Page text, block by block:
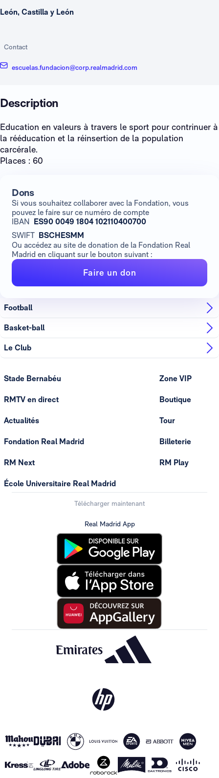
León, Castilla y León
Contact
escuelas.fundacion@corp.realmadrid.com
Description
Education en valeurs à travers le sport pour contrinuer à
la rééducation et la réinsertion de la population
carcérale.
Places : 60
Dons
Si vous souhaitez collaborer avec la Fondation, vous
pouvez le faire sur ce numéro de compte
IBAN ES90 0049 1804 102110400700
SWIFT BSCHESMM
Ou accédez au site de donation de la Fondation Real
Madrid en cliquant sur le bouton suivant :
Faire un don
Football
Basket-ball
Le Club
Stade Bernabéu
RMTV en direct
Actualités
Fondation Real Madrid
RM Next
École Universitaire Real Madrid
Zone VIP
Boutique
Tour
Billeterie
RM Play
Télécharger maintenant
Real Madrid App